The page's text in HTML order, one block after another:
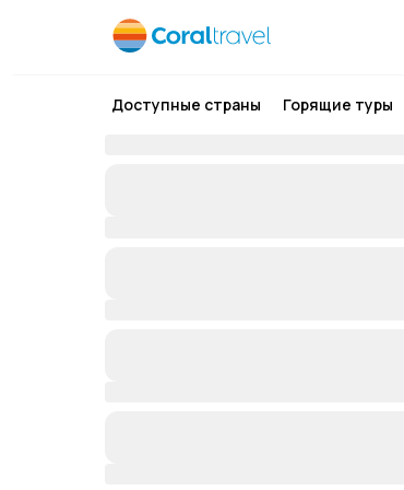
Доступные страны Горящие туры